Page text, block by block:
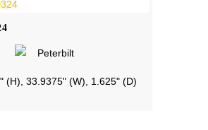
(H), 33.9375" (W), 1.625" (D)